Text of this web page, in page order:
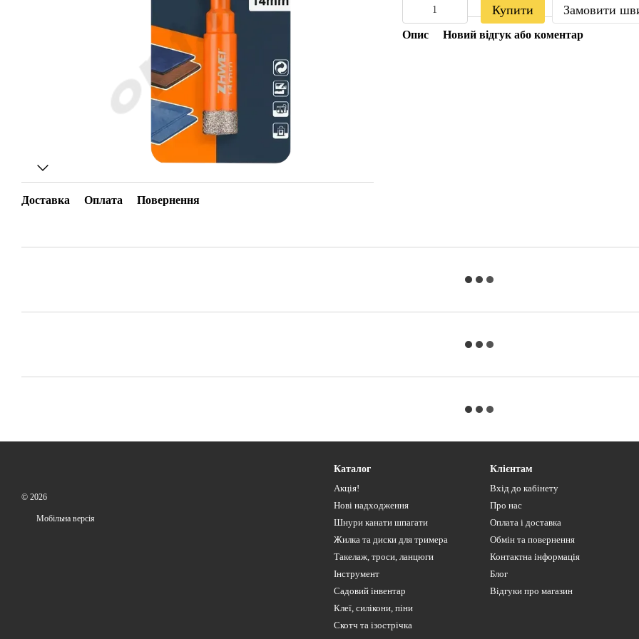
Доставка Оплата Повернення
Купити Замовити
Опис Новий відгук або коментар
© 2026
Мобільна версія
Каталог
Акція!
Нові надходження
Шнури канати шпагати
Жилка та диски для тримера
Такелаж, троси, ланцюги
Інструмент
Садовий інвентар
Клеї, силікони, піни
Скотч та ізострічка
Клієнтам
Вхід до кабінету
Про нас
Оплата і доставка
Обмін та повернення
Контактна інформація
Блог
Відгуки про магазин